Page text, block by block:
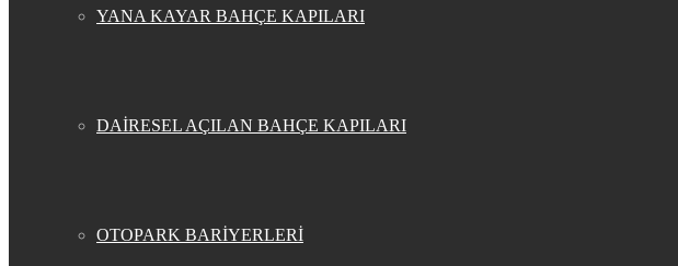
YANA KAYAR BAHÇE KAPILARI
DAİRESEL AÇILAN BAHÇE KAPILARI
OTOPARK BARİYERLERİ